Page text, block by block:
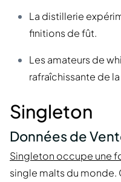
La distillerie
finitions de fût.
Les amateurs de
rafraîchissante de
Singleton
Données de
Singleton occupe une
single malts du monde.